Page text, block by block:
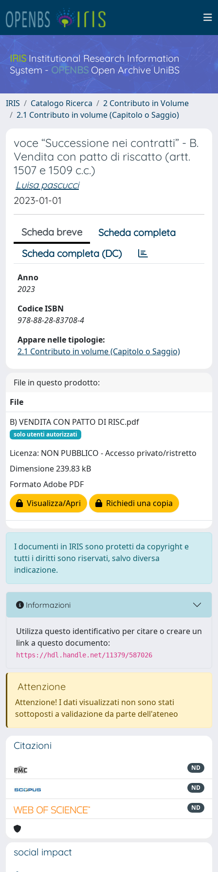
IRISInstitutional Research Information
System - OPENBS Open Archive UniBS
IRIS Catalogo Ricerca
2 Contributo in Volume
2.1 Contributo in volume (Capitolo o Saggio)
voce “Successione nei contratti” - B.
Vendita con patto di riscatto (artt.
1507 e 1509 c.c.)
Luisa pascucci
2023-01-01
Scheda breve
Scheda completa
Scheda completa (DC)
Anno
2023
Codice ISBN
978-88-28-83708-4
Appare nelle tipologie:
2.1 Contributo in volume (Capitolo o Saggio)
File in questo prodotto:
File
B) VENDITA CON PATTO DI RISC.pdf
solo utenti autorizzati
Licenza: NON PUBBLICO - Accesso privato/ristretto
Dimensione 239.83 kB
Formato Adobe PDF
Visualizza/Apri
Richiedi una copia
I documenti in IRIS sono protetti da copyright e
tutti i diritti sono riservati, salvo diversa
indicazione.
Informazioni
Utilizza questo identificativo per citare o creare un
link a questo documento:
https://hdl.handle.net/11379/587026
Attenzione
Attenzione! I dati visualizzati non sono stati
sottoposti a validazione da parte dell'ateneo
Citazioni
ND
ND
ND
social impact